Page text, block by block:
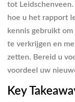
tot
hoe u het rapport
kennis gebruikt
te verkrijgen en
zetten. Bereid u
voordeel uw
Key